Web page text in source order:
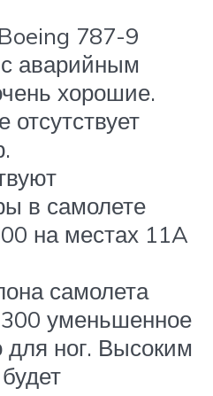
787-9
аварийным
хорошие.
в самолете
на местах 11A
самолета
уменьшенное
для ног. Высоким